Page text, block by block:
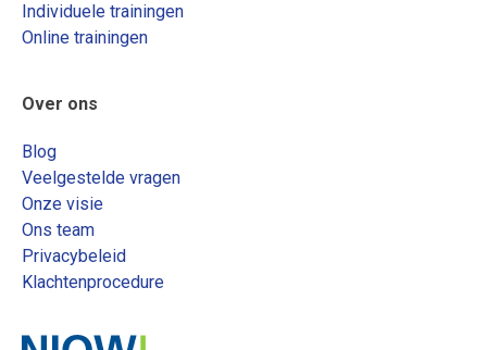
Individuele trainingen
Online trainingen
Over ons
Blog
Veelgestelde vragen
Onze visie
Ons team
Privacybeleid
Klachtenprocedure